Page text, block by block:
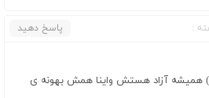
پاسخ دهید
همیشه آزاد هستش واینا همش بهونه ی